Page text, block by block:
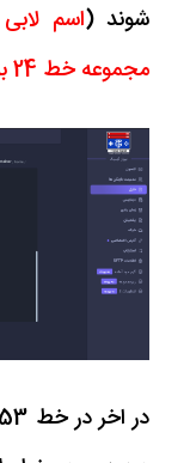
شوند (اسم
مجموعه خط 24 برای لابی وارد کرده اید باشد